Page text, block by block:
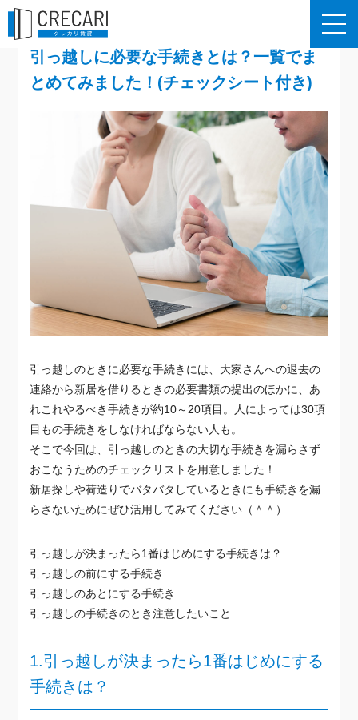
引っ越しに必要な手続きとは？一覧でま
とめてみました！(チェックシート付き)
引っ越しのときに必要な手続きには、大家さんへの退去の
連絡から新居を借りるときの必要書類の提出のほかに、あ
れこれやるべき手続きが約10～20項目。人によっては30項
目もの手続きをしなければならない人も。
そこで今回は、引っ越しのときの大切な手続きを漏らさず
おこなうためのチェックリストを用意しました！
新居探しや荷造りでバタバタしているときにも手続きを漏
らさないためにぜひ活用してみてください（＾＾）
引っ越しが決まったら1番はじめにする手続きは？
引っ越しの前にする手続き
引っ越しのあとにする手続き
引っ越しの手続きのとき注意したいこと
1.引っ越しが決まったら1番はじめにする
手続きは？